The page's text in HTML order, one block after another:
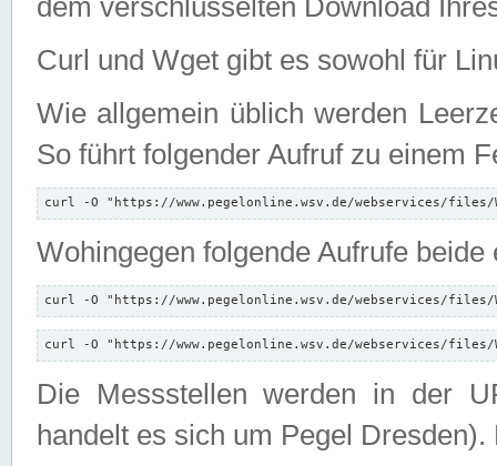
dem verschlüsselten Download
Curl und Wget gibt es sowohl für
Wie allgemein üblich werden
So führt folgender Aufruf zu einem
curl -O "https://www.pegelonline.wsv.de/webservices/files/
Wohingegen folgende Aufrufe beide
curl -O "https://www.pegelonline.wsv.de/webservices/files/
curl -O "https://www.pegelonline.wsv.de/webservices/files/
Die Messstellen werden in der
handelt es sich um Pegel